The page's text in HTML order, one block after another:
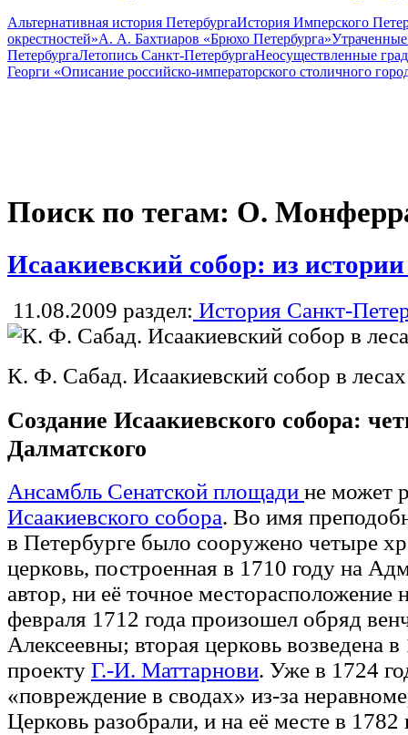
Альтернативная история ПетербургаИстория Имперского
окрестностей»А. А. Бахтиаров «Брюхо Петербурга»
ПетербургаЛетопись Санкт-ПетербургаНеосуществленные
Георги «Описание российско-императорского столичного
Поиск по тегам: О.
Исаакиевский собор: из истории
11.08.2009 раздел: История Санкт-
К. Ф. Сабад. Исаакиевский собор в лесах
Создание Исаакиевского собора:
Далматского
Ансамбль Сенатской площади не может
Исаакиевского собора. Во имя
в Петербурге было сооружено четыре
церковь, построенная в 1710 году на
автор, ни её точное месторасположение
февраля 1712 года произошел обряд
Алексеевны; вторая церковь возведена
проекту Г.-И. Маттарнови. Уже в 1724
«повреждение в сводах» из-за
Церковь разобрали, и на её месте в